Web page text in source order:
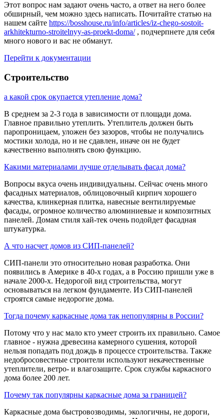
Этот вопрос нам задают очень часто, а ответ на него более
обширный, чем можно здесь написать. Почитайте статью на
нашем сайте https://bosshouse.ru/info/articles/iz-chego-sostoit-
arkhitekturno-stroitelnyy-as-proekt-doma/, подчерпнете для себя
много нового и вас не обманут.
Перейти к документации
Строительство
а какой срок окупается утепление дома?
В среднем за 2-3 года в зависимости от площади дома.
Главное правильно утеплить. Утеплитель должен быть
паропроницаем, уложен без зазоров, чтобы не получались
мостики холода, но и не сдавлен, иначе он не будет
качественно выполнять свою функцию.
Какими материалами лучше отделывать фасад дома?
Вопросы вкуса очень индивидуальны. Сейчас очень много
фасадных материалов, облицовочный кирпич хорошего
качества, клинкерная плитка, навесные вентилируемые
фасады, огромное количество алюминиевые и композитных
панелей. Домам стиля хай-тек очень подойдет фасадная
штукатурка.
А что насчет домов из СИП-панелей?
СИП-панели это относительно новая разработка. Они
появились в Америке в 40-х годах, а в Россию пришли уже в
начале 2000-х. Недорогой вид строительства, могут
основываться на легком фундаменте. Из СИП-панелей
строятся самые недорогие дома.
Тогда почему каркасные дома так непопулярны в России?
Потому что у нас мало кто умеет строить их правильно. Самое
главное - нужна древесина камерного сушения, которой
нельзя попадать под дождь в процессе строительства. Также
недобросовестные строители используют некачественные
утеплители, ветро- и влагозащитe. Срок службы каркасного
дома более 200 лет.
Почему так популярны каркасные дома за границей?
Каркасные дома быстровозводимы, экологичны, не дороги,